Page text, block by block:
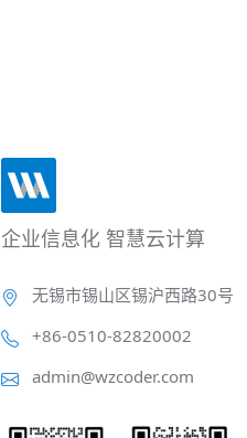
企业信息化 智慧云计算
无锡市锡山区锡沪西路30号
+86-0510-82820002
admin@wzcoder.com